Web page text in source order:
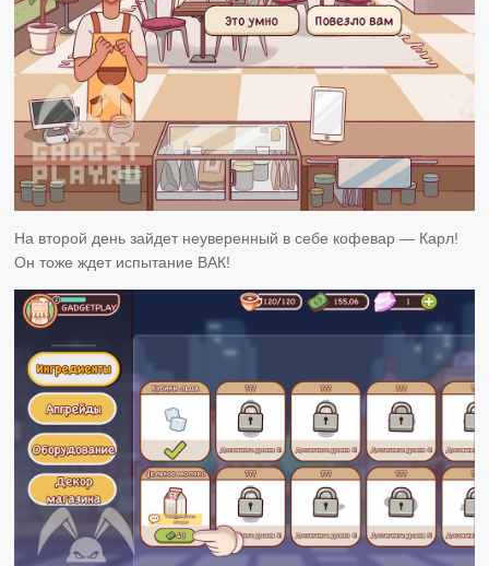
На второй день зайдет неуверенный в себе кофевар — Карл!
Он тоже ждет испытание ВАК!